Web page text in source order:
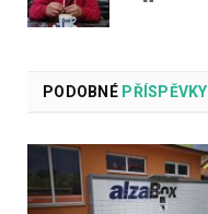
PODOBNÉPŘÍSPĚVKY